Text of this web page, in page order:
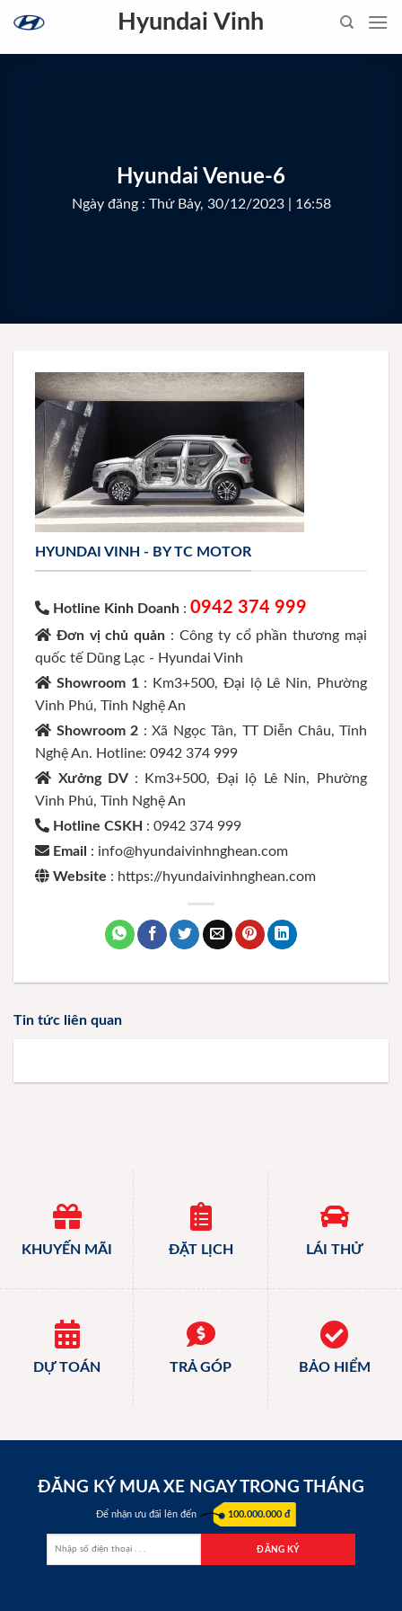
content
Hyundai Vinh
Hyundai Venue-6
Ngày đăng : Thứ Bảy, 30/12/2023 | 16:58
HYUNDAI VINH - BY TC MOTOR
Hotline Kinh Doanh : 0942 374 999
Đơn vị chủ quản : Công ty cổ phần thương mại
quốc tế Dũng Lạc - Hyundai Vinh
Showroom 1 : Km3+500, Đại lộ Lê Nin, Phường
Vinh Phú, Tỉnh Nghệ An
Showroom 2 : Xã Ngọc Tân, TT Diễn Châu, Tỉnh
Nghệ An. Hotline: 0942 374 999
Xưởng DV : Km3+500, Đại lộ Lê Nin, Phường
Vinh Phú, Tỉnh Nghệ An
Hotline CSKH : 0942 374 999
Email : info@hyundaivinhnghean.com
Website : https://hyundaivinhnghean.com
Tin tức liên quan
KHUYẾN MÃI ĐẶT LỊCH LÁI THỬ
DỰ TOÁN TRẢ GÓP BẢO HIỂM
ĐĂNG KÝ MUA XE NGAY TRONG THÁNG
Để nhận ưu đãi lên đến 100.000.000 đ